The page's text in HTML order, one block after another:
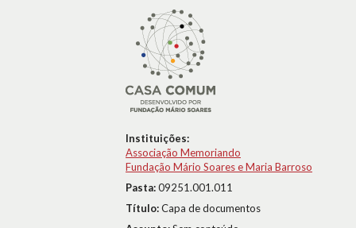
Instituições:
Associação Memoriando
Fundação Mário Soares e Maria Barroso
Pasta:09251.001.011
Título:Capa de documentos